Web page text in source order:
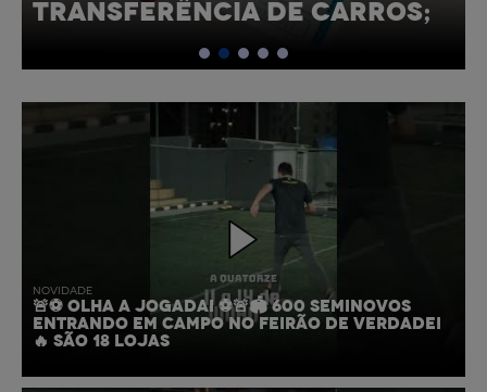
ELETRIFICADO
NOVIDADE
🚨⚽ OLHA A JOGADA! ⚽🚨🏟️ 600 SEMINOVOS
ENTRANDO EM CAMPO NO FEIRÃO DE VERDADE!
🔥 SÃO 18 LOJAS